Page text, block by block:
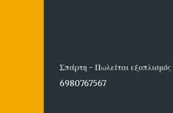
Σπάρτη - Πωλείται εξοπλισμός
6980767567